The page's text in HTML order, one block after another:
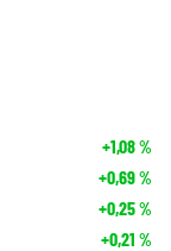
+1,08%
+0,69%
+0,25%
+0,21 %